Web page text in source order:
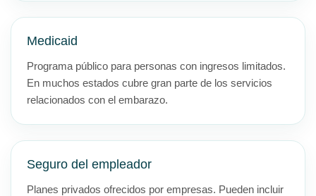
Medicaid
Programa público para personas con ingresos limitados.
En muchos estados cubre gran parte de los servicios
relacionados con el embarazo.
Seguro del empleador
Planes privados ofrecidos por empresas. Pueden incluir